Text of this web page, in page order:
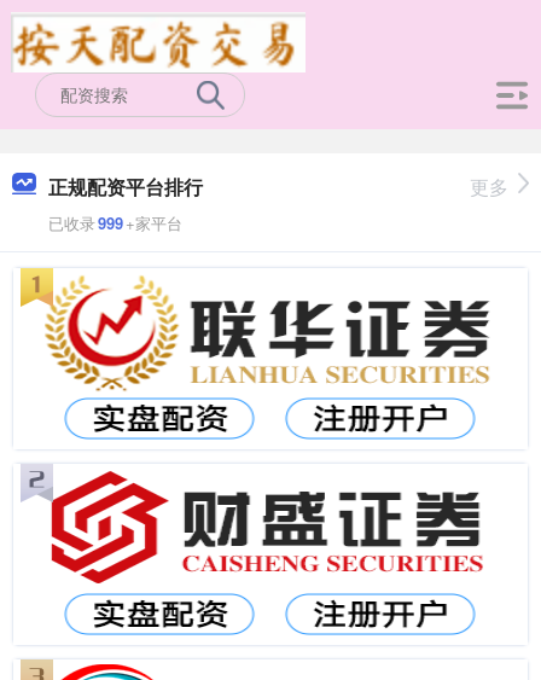
正规配资平台排行
已收录999+家平台
更多